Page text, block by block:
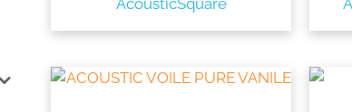
AcousticSquare